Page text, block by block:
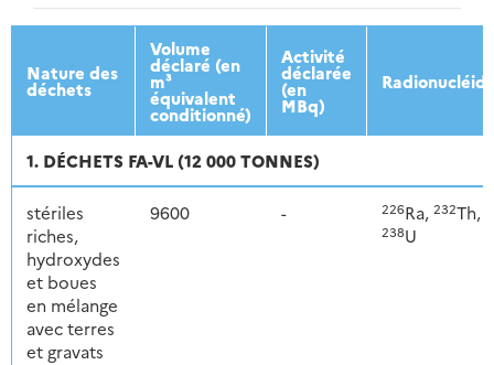
2013 2014 2015 2016
Nature des
déchets
Volume
déclaré (en
m³
équivalent
conditionné)
Activité
déclarée
(en
MBq)
1. DÉCHETS FA-VL (12 000 TONNES)
stériles
riches,
hydroxydes
et boues
en mélange
avec terres
et gravats
9600 - 226Ra, 232Th,
238U